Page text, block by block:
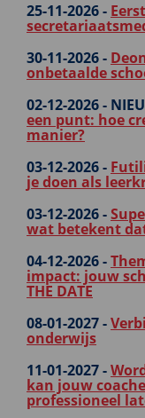
25-11-2026 -
30-11-2026 -
onbetaalde
02-12-2026 -
een punt: hoe
manier?
03-12-2026 -
je doen als
03-12-2026 -
wat betekent
04-12-2026 -
impact: jouw
THE DATE
08-01-2027 -
onderwijs
11-01-2027 -
kan jouw
professioneel